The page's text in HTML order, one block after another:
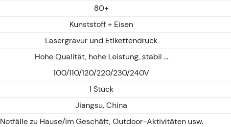
80+
Kunststoff + Eisen
Lasergravur und Etikettendruck
Hohe Qualität, hohe Leistung, stabil ...
100/110/120/220/230/240V
1 Stück
Jiangsu, China
Notfälle zu Hause/im Geschäft, Outdoor-Aktivitäten usw.